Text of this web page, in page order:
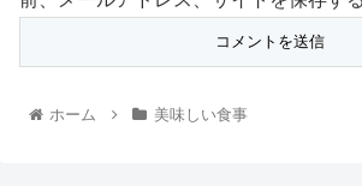
ホーム 美味しい食事